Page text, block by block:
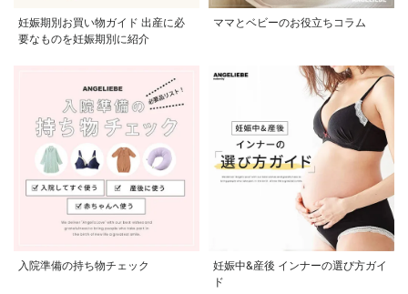
妊娠期別お買い物ガイド 出産に必
要なものを妊娠期別に紹介
ママとベビーのお役立ちコラム
入院準備の持ち物チェック
妊娠中&産後 インナーの選び方ガイ
ド